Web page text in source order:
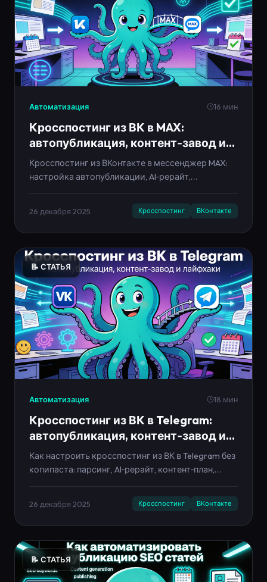
Автоматизация 16 мин
Кросспостинг из ВК в MAX:
автопубликация, контент‑завод и
тренды 2025–2030
Кросспостинг из ВКонтакте в мессенджер MAX:
настройка автопубликации, AI‑рерайт,
26 декабря 2025 Кросспостинг ВКонтакте
📝 СТАТЬЯ
Автоматизация 18 мин
Кросспостинг из ВК в Telegram:
автопубликация, контент‑завод и
лайфхаки на 2026–2030
Как настроить кросспостинг из ВК в Telegram без
копипаста: парсинг, AI‑рерайт, контент‑план,
26 декабря 2025 Кросспостинг ВКонтакте
📝 СТАТЬЯ